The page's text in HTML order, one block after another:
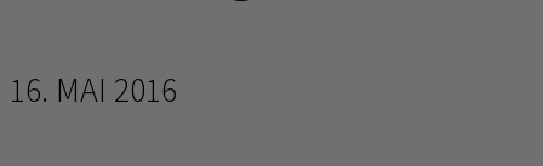
16. MAI 2016